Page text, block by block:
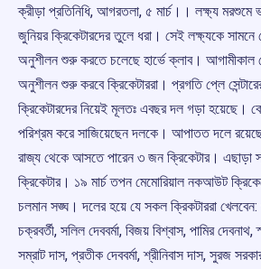
ক্রীড়া প্রতিনিধি, আগরতলা, ৫ মার্চ।। লক্ষ্য মরশুমে
জুনিয়র ক্রিকেটারদের তুলে ধরা। সেই লক্ষ্যকে
অনুশীলন শুরু করতে চলেছে হার্ভে ক্লাব। আগামীকাল
অনুশীলন শুরু করবে ক্রিকেটাররা। প্রগতি প্লে
ক্রিকেটারদের নিয়েই মূলতঃ এবছর দল গড়া হয়েছে।
পরিশ্রম করে সাজিয়েছেন দলকে। আপাতত দলে
রাজ্য থেকে আসতে পারেন ৩ জন ক্রিকেটার। এছাড়া
ক্রিকেটার। ১৯ মার্চ তপন মেমোরিয়াল নকআউট
চলমান সঙ্ঘ। দলের হয়ে যে সকল ক্রিকটাররা
চক্রবর্তী, সলিল দেববর্মা, বিজয় বিশ্বাস, পামির
সম্রাট দাস, প্রতীক দেববর্মা, শ্রীনিবাস দাস, সুরজ